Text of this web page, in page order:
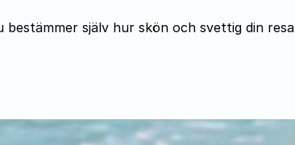
själv hur skön och svettig din resa